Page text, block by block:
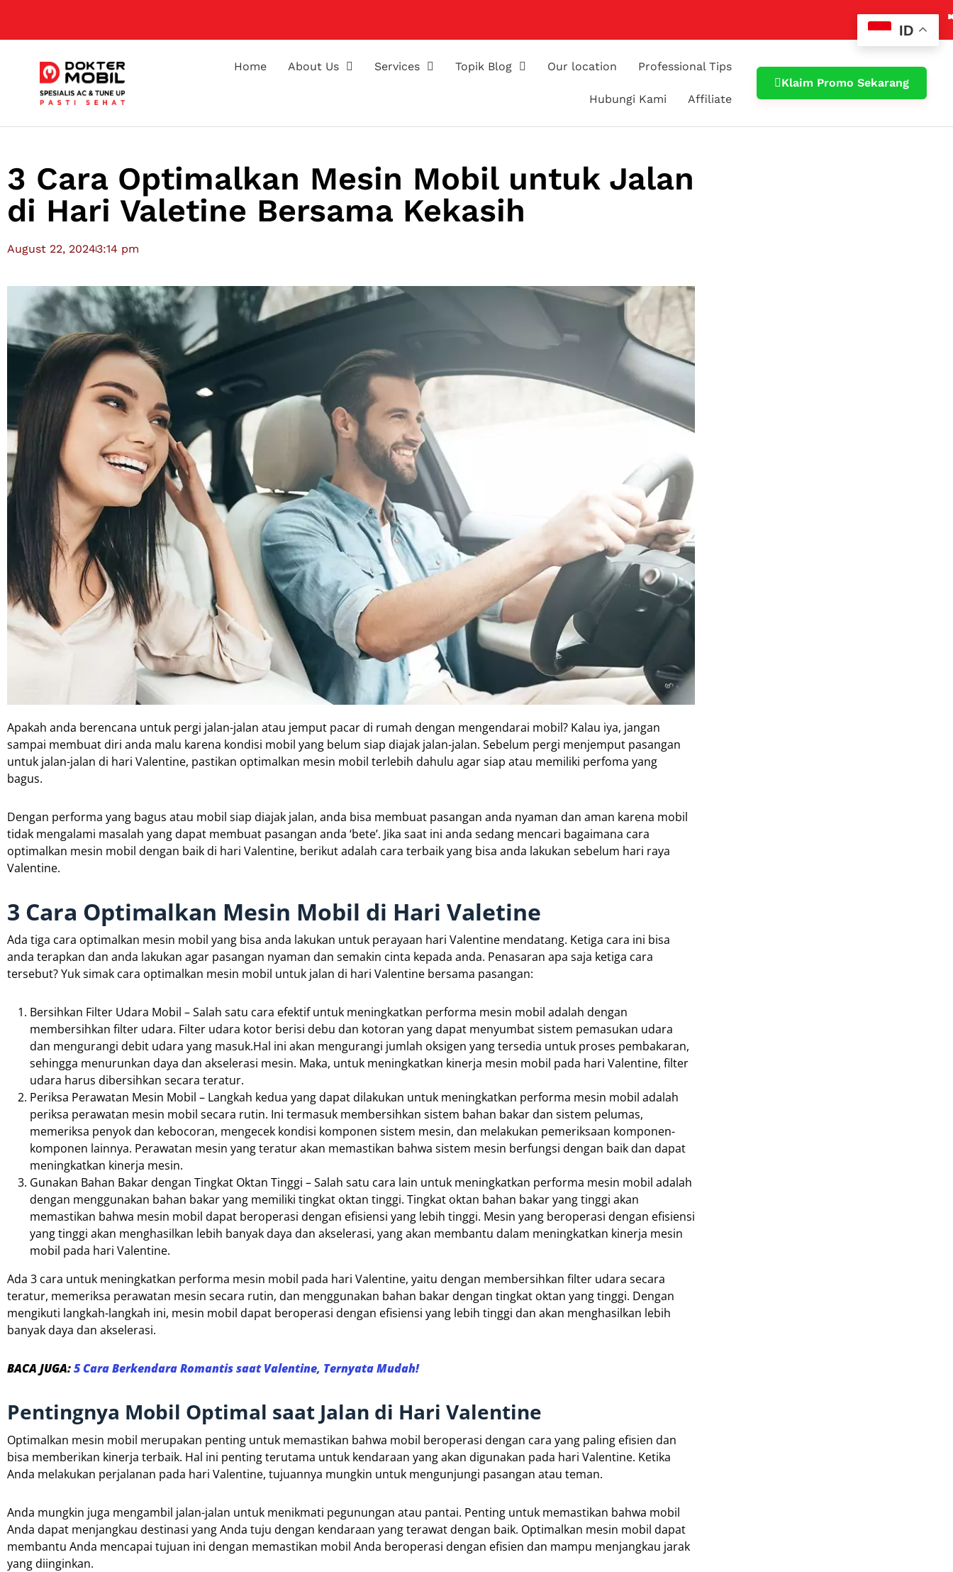
📢
Home About Us Services Topik Blog Our location Professional Tips
Hubungi Kami Affiliate
Klaim Promo Sekarang
3 Cara Optimalkan Mesin Mobil untuk Jalan
di Hari Valetine Bersama Kekasih
August 22, 20243:14 pm
Apakah anda berencana untuk pergi jalan-jalan atau jemput pacar di rumah dengan mengendarai mobil? Kalau iya, jangan
sampai membuat diri anda malu karena kondisi mobil yang belum siap diajak jalan-jalan. Sebelum pergi menjemput pasangan
untuk jalan-jalan di hari Valentine, pastikan optimalkan mesin mobil terlebih dahulu agar siap atau memiliki perfoma yang
bagus.
Dengan performa yang bagus atau mobil siap diajak jalan, anda bisa membuat pasangan anda nyaman dan aman karena mobil
tidak mengalami masalah yang dapat membuat pasangan anda ‘bete’. Jika saat ini anda sedang mencari bagaimana cara
optimalkan mesin mobil dengan baik di hari Valentine, berikut adalah cara terbaik yang bisa anda lakukan sebelum hari raya
Valentine.
3 Cara Optimalkan Mesin Mobil di Hari Valetine
Ada tiga cara optimalkan mesin mobil yang bisa anda lakukan untuk perayaan hari Valentine mendatang. Ketiga cara ini bisa
anda terapkan dan anda lakukan agar pasangan nyaman dan semakin cinta kepada anda. Penasaran apa saja ketiga cara
tersebut? Yuk simak cara optimalkan mesin mobil untuk jalan di hari Valentine bersama pasangan:
Bersihkan Filter Udara Mobil – Salah satu cara efektif untuk meningkatkan performa mesin mobil adalah dengan
membersihkan filter udara. Filter udara kotor berisi debu dan kotoran yang dapat menyumbat sistem pemasukan udara
dan mengurangi debit udara yang masuk.Hal ini akan mengurangi jumlah oksigen yang tersedia untuk proses pembakaran,
sehingga menurunkan daya dan akselerasi mesin. Maka, untuk meningkatkan kinerja mesin mobil pada hari Valentine, filter
udara harus dibersihkan secara teratur.
Periksa Perawatan Mesin Mobil – Langkah kedua yang dapat dilakukan untuk meningkatkan performa mesin mobil adalah
periksa perawatan mesin mobil secara rutin. Ini termasuk membersihkan sistem bahan bakar dan sistem pelumas,
memeriksa penyok dan kebocoran, mengecek kondisi komponen sistem mesin, dan melakukan pemeriksaan komponen-
komponen lainnya. Perawatan mesin yang teratur akan memastikan bahwa sistem mesin berfungsi dengan baik dan dapat
meningkatkan kinerja mesin.
Gunakan Bahan Bakar dengan Tingkat Oktan Tinggi – Salah satu cara lain untuk meningkatkan performa mesin mobil adalah
dengan menggunakan bahan bakar yang memiliki tingkat oktan tinggi. Tingkat oktan bahan bakar yang tinggi akan
memastikan bahwa mesin mobil dapat beroperasi dengan efisiensi yang lebih tinggi. Mesin yang beroperasi dengan efisiensi
yang tinggi akan menghasilkan lebih banyak daya dan akselerasi, yang akan membantu dalam meningkatkan kinerja mesin
mobil pada hari Valentine.
Ada 3 cara untuk meningkatkan performa mesin mobil pada hari Valentine, yaitu dengan membersihkan filter udara secara
teratur, memeriksa perawatan mesin secara rutin, dan menggunakan bahan bakar dengan tingkat oktan yang tinggi. Dengan
mengikuti langkah-langkah ini, mesin mobil dapat beroperasi dengan efisiensi yang lebih tinggi dan akan menghasilkan lebih
banyak daya dan akselerasi.
BACA JUGA:5 Cara Berkendara Romantis saat Valentine, Ternyata Mudah!
Pentingnya Mobil Optimal saat Jalan di Hari Valentine
Optimalkan mesin mobil merupakan penting untuk memastikan bahwa mobil beroperasi dengan cara yang paling efisien dan
bisa memberikan kinerja terbaik. Hal ini penting terutama untuk kendaraan yang akan digunakan pada hari Valentine. Ketika
Anda melakukan perjalanan pada hari Valentine, tujuannya mungkin untuk mengunjungi pasangan atau teman.
Anda mungkin juga mengambil jalan-jalan untuk menikmati pegunungan atau pantai. Penting untuk memastikan bahwa mobil
Anda dapat menjangkau destinasi yang Anda tuju dengan kendaraan yang terawat dengan baik. Optimalkan mesin mobil dapat
membantu Anda mencapai tujuan ini dengan memastikan mobil Anda beroperasi dengan efisien dan mampu menjangkau jarak
yang diinginkan.
ID